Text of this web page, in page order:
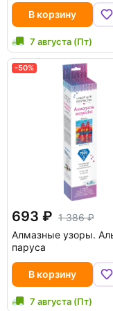
В корзину
7 августа (Пт)
-50%
693
1 386
Алмазные узоры.
паруса
В корзину
7 августа (Пт)